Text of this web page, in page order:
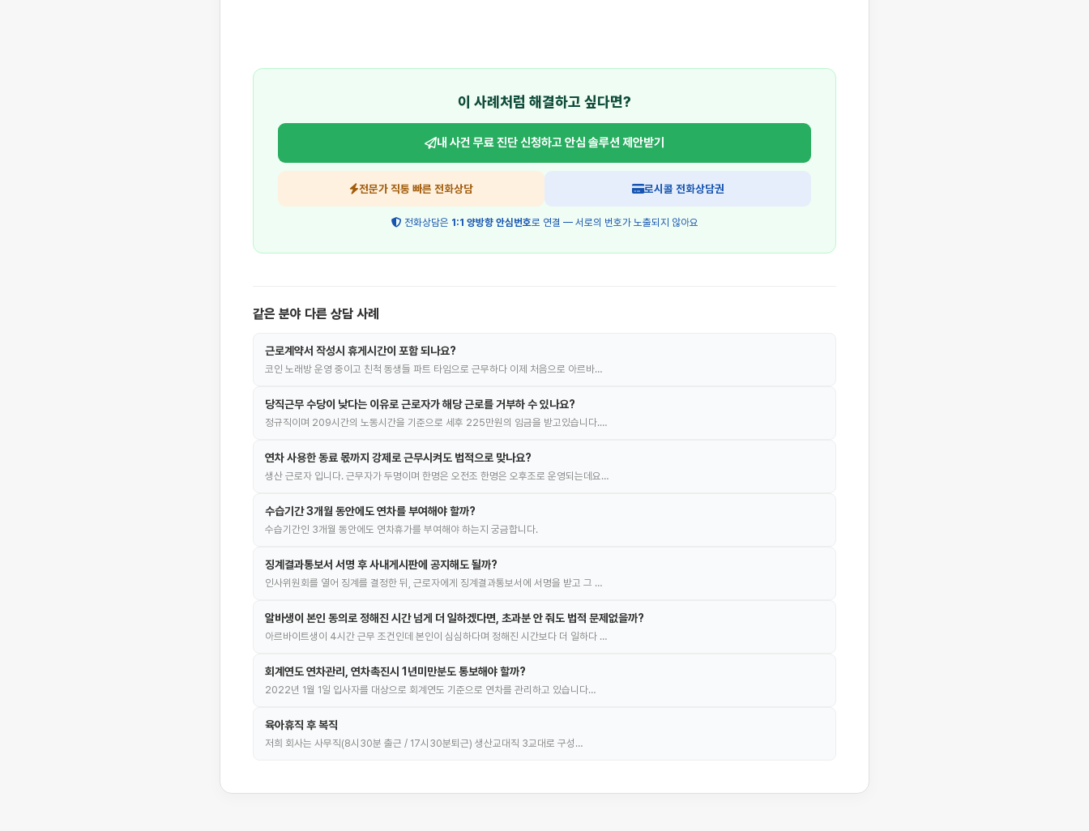
이 사례처럼 해결하고 싶다면?
내 사건 무료 진단 신청하고안심 솔루션 제안받기
전문가 직통 빠른 전화상담 로시콜 전화상담권
전화상담은 1:1 양방향 안심번호로 연결 — 서로의 번호가 노출되지 않아요
같은 분야 다른 상담 사례
근로계약서 작성시 휴게시간이 포함 되나요?
코인 노래방 운영 중이고 친척 동생들 파트 타임으로 근무하다 이제 처음으로 아르바…
당직근무 수당이 낮다는 이유로 근로자가 해당 근로를 거부하 수 있나요?
정규직이며 209시간의 노동시간을 기준으로 세후 225만원의 임금을 받고있습니다.…
연차 사용한 동료 몫까지 강제로 근무시켜도 법적으로 맞나요?
생산 근로자 입니다. 근무자가 두명이며 한명은 오전조 한명은 오후조로 운영되는데요…
수습기간 3개월 동안에도 연차를 부여해야 할까?
수습기간인 3개월 동안에도 연차휴가를 부여해야 하는지 궁금합니다.
징계결과통보서 서명 후 사내게시판에 공지해도 될까?
인사위원회를 열어 징계를 결정한 뒤, 근로자에게 징계결과통보서에 서명을 받고 그 …
알바생이 본인 동의로 정해진 시간 넘게 더 일하겠다면, 초과분 안 줘도 법적 문제없을까?
아르바이트생이 4시간 근무 조건인데 본인이 심심하다며 정해진 시간보다 더 일하다 …
회계연도 연차관리, 연차촉진시 1년미만분도 통보해야 할까?
2022년 1월 1일 입사자를 대상으로 회계연도 기준으로 연차를 관리하고 있습니다…
육아휴직 후 복직
저희 회사는 사무직(8시30분 출근 / 17시30분퇴근) 생산교대직 3교대로 구성…